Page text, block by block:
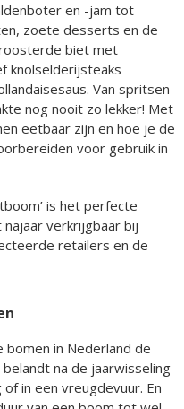
en -jam tot
zoete desserts en de
biet met
knolselderijsteaks
Van spritsen
nog nooit zo lekker! Met
eetbaar zijn en hoe je de
voor gebruik in
is het perfecte
verkrijgbaar bij
retailers en de
bomen in Nederland de
na de jaarwisseling
in een vreugdevuur. En